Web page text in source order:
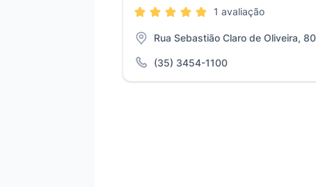
1 avaliação
Rua Sebastião Claro de Oliveira,
(35) 3454-1100